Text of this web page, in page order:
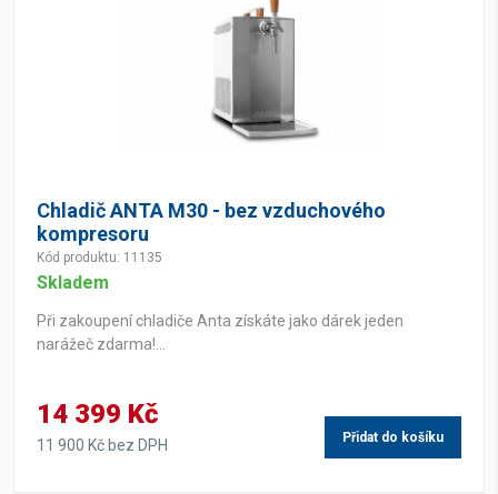
Chladič ANTA M30 - bez vzduchového
kompresoru
Kód produktu: 11135
Skladem
Při zakoupení chladiče Anta získáte jako dárek jeden
narážeč zdarma!...
14 399 Kč
11 900 Kč bez DPH Přidat do košíku